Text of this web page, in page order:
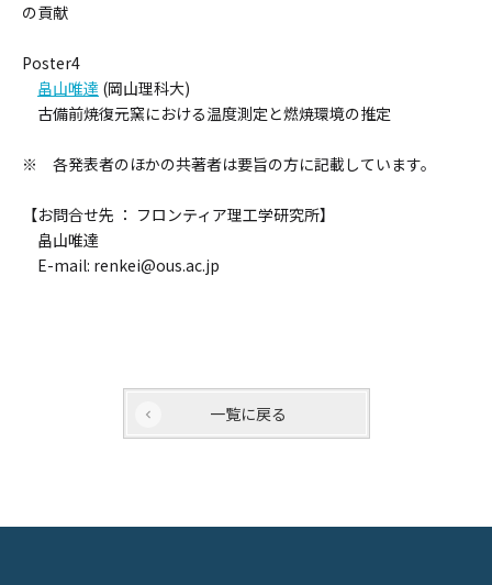
の貢献
Poster4
畠山唯達 (岡山理科大)
古備前焼復元窯における温度測定と燃焼環境の推定
※ 各発表者のほかの共著者は要旨の方に記載しています。
【お問合せ先 ： フロンティア理工学研究所】
畠山唯達
E-mail: renkei@ous.ac.jp
一覧に戻る